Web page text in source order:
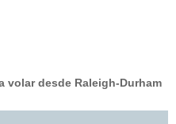
volar desde Raleigh-Durham